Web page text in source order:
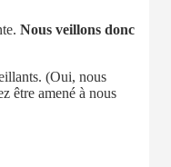
Nous veillons donc
(Oui, nous
être amené à nous